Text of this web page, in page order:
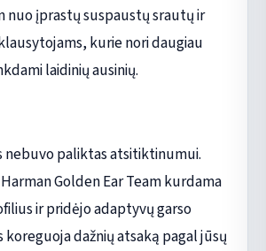
nuo įprastų suspaustų srautų ir
kurie nori daugiau
laidinių ausinių.
nebuvo paliktas atsitiktinumui.
Golden Ear Team kurdama
ir pridėjo adaptyvų garso
dažnių atsaką pagal jūsų